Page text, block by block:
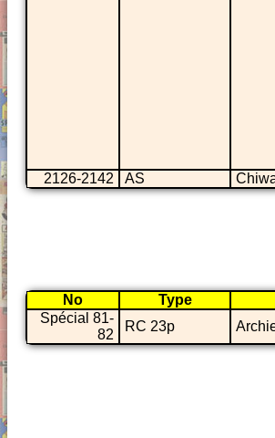
2126-2142 AS
No Type
Spécial 81-
82
RC 23p